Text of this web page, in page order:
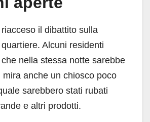
riacceso il dibattito sulla
Alcuni residenti
nella stessa notte sarebbe
mira anche un chiosco poco
sarebbero stati rubati
e altri prodotti.